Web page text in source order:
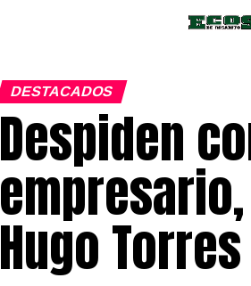
DESTACADOS
Despiden
Hugo